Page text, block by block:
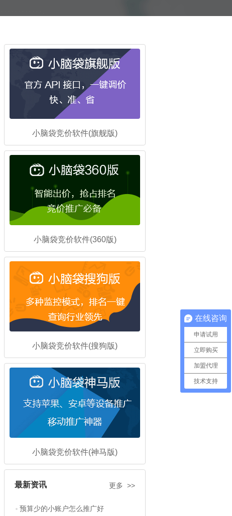
小脑袋竞价软件(旗舰版)
小脑袋竞价软件(360版)
小脑袋竞价软件(搜狗版)
小脑袋竞价软件(神马版)
最新资讯 更多 >>
预算少的小账户怎么推广好
在线咨询
申请试用
立即购买
加盟代理
技术支持